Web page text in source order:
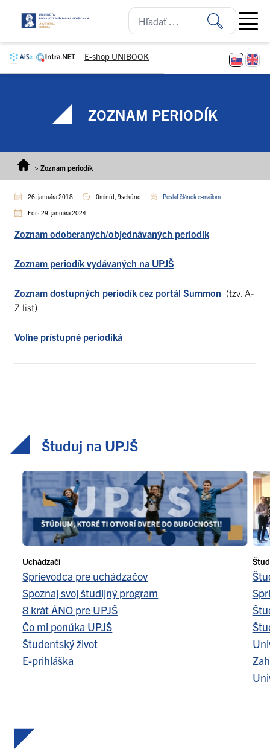
E-shop UNIBOOK
Open
ZOZNAM PERIODÍK
> Zoznam periodík
26. januára 2018 0minút, 9sekúnd Poslať článok e-mailom
Edit: 29. januára 2024
Zoznam odoberaných/objednávaných periodík
Zoznam periodík vydávaných na UPJŠ
Zoznam dostupných periodík cez portál Summon (tzv. A-
Z list)
Voľne prístupné periodiká
Študuj na UPJŠ
Uchádzači
Sprievodca pre uchádzačov
Spoznaj svoj študijný program
8 krát ÁNO pre UPJŠ
Čo mi ponúka UPJŠ
Študentský život
E-prihláška